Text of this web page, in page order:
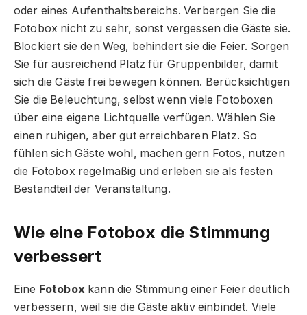
oder eines Aufenthaltsbereichs. Verbergen Sie die
Fotobox nicht zu sehr, sonst vergessen die Gäste sie.
Blockiert sie den Weg, behindert sie die Feier. Sorgen
Sie für ausreichend Platz für Gruppenbilder, damit
sich die Gäste frei bewegen können. Berücksichtigen
Sie die Beleuchtung, selbst wenn viele Fotoboxen
über eine eigene Lichtquelle verfügen. Wählen Sie
einen ruhigen, aber gut erreichbaren Platz. So
fühlen sich Gäste wohl, machen gern Fotos, nutzen
die Fotobox regelmäßig und erleben sie als festen
Bestandteil der Veranstaltung.
Wie eine Fotobox die Stimmung
verbessert
Eine Fotoboxkann die Stimmung einer Feier deutlich
verbessern, weil sie die Gäste aktiv einbindet. Viele